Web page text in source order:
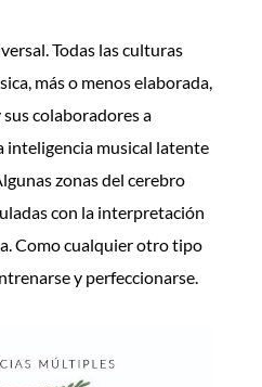
Todas las culturas
más o menos elaborada,
colaboradores a
inteligencia musical latente
zonas del cerebro
con la interpretación
Como cualquier otro tipo
y perfeccionarse.